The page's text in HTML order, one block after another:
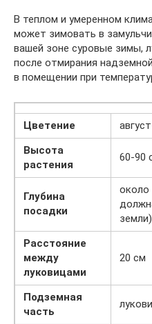
В теплом и умеренном
может зимовать в
вашей зоне суровые зимы,
после отмирания
в помещении при
Цветение
Высота
растения
60-90
Глубина
посадки
около
земли)
Расстояние
между
луковицами
20 см
Подземная
часть